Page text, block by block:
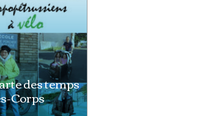
des temps
Corps